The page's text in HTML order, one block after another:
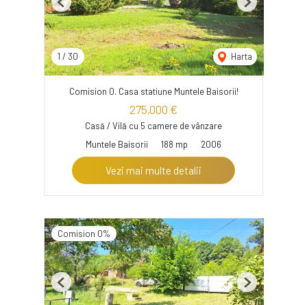
1 / 30 Harta
Previous Next
Comision 0. Casa statiune Muntele Baisorii!
275,000 €
Casă / Vilă cu 5 camere de vânzare
Muntele Baisorii
188 mp 2006
Vezi mai multe detalii
Comision 0%
Previous Next